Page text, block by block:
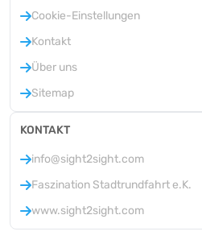
Cookie-Einstellungen
Kontakt
Über uns
Sitemap
KONTAKT
info@sight2sight.com
Faszination Stadtrundfahrt e.K.
www.sight2sight.com